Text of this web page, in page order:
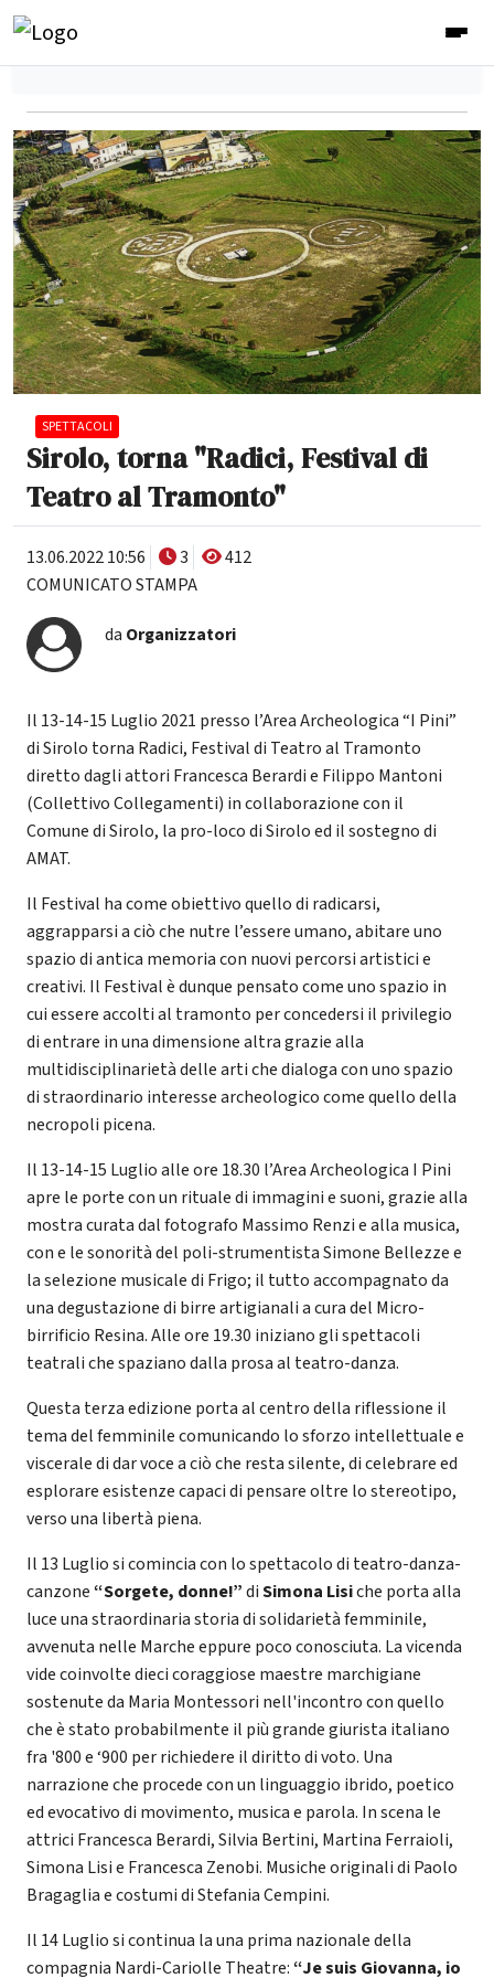
SPETTACOLI
Sirolo, torna "Radici, Festival di
Teatro al Tramonto"
13.06.2022 10:56 3
412
COMUNICATO STAMPA
da Organizzatori
Il 13-14-15 Luglio 2021 presso l’Area Archeologica “I Pini”
di Sirolo torna Radici, Festival di Teatro al Tramonto
diretto dagli attori Francesca Berardi e Filippo Mantoni
(Collettivo Collegamenti) in collaborazione con il
Comune di Sirolo, la pro-loco di Sirolo ed il sostegno di
AMAT.
Il Festival ha come obiettivo quello di radicarsi,
aggrapparsi a ciò che nutre l’essere umano, abitare uno
spazio di antica memoria con nuovi percorsi artistici e
creativi. Il Festival è dunque pensato come uno spazio in
cui essere accolti al tramonto per concedersi il privilegio
di entrare in una dimensione altra grazie alla
multidisciplinarietà delle arti che dialoga con uno spazio
di straordinario interesse archeologico come quello della
necropoli picena.
Il 13-14-15 Luglio alle ore 18.30 l’Area Archeologica I Pini
apre le porte con un rituale di immagini e suoni, grazie alla
mostra curata dal fotografo Massimo Renzi e alla musica,
con e le sonorità del poli-strumentista Simone Bellezze e
la selezione musicale di Frigo; il tutto accompagnato da
una degustazione di birre artigianali a cura del Micro-
birrificio Resina. Alle ore 19.30 iniziano gli spettacoli
teatrali che spaziano dalla prosa al teatro-danza.
Questa terza edizione porta al centro della riflessione il
tema del femminile comunicando lo sforzo intellettuale e
viscerale di dar voce a ciò che resta silente, di celebrare ed
esplorare esistenze capaci di pensare oltre lo stereotipo,
verso una libertà piena.
Il 13 Luglio si comincia con lo spettacolo di teatro-danza-
canzone“Sorgete, donne!”diSimona Lisiche porta alla
luce una straordinaria storia di solidarietà femminile,
avvenuta nelle Marche eppure poco conosciuta. La vicenda
vide coinvolte dieci coraggiose maestre marchigiane
sostenute da Maria Montessori nell'incontro con quello
che è stato probabilmente il più grande giurista italiano
fra '800 e ‘900 per richiedere il diritto di voto. Una
narrazione che procede con un linguaggio ibrido, poetico
ed evocativo di movimento, musica e parola. In scena le
attrici Francesca Berardi, Silvia Bertini, Martina Ferraioli,
Simona Lisi e Francesca Zenobi. Musiche originali di Paolo
Bragaglia e costumi di Stefania Cempini.
Il 14 Luglio si continua la una prima nazionale della
compagnia Nardi-Cariolle Theatre:“Je suis Giovanna, io